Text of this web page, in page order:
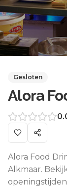
Gesloten
Alora
Alora Food
Alkmaar.